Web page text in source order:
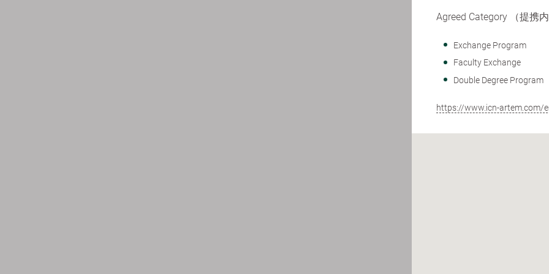
Agreed Category （提携内
Exchange Program
Faculty Exchange
Double Degree Program
https://www.icn-artem.com/